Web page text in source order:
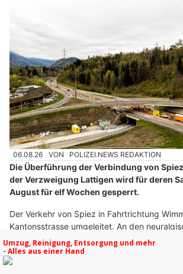
06.08.26 VON POLIZEI.NEWS REDAKTION
Die Überführung der Verbindung von
der Verzweigung Lattigen wird für deren
August für elf Wochen gesperrt.
Der Verkehr von Spiez in Fahrtrichtung
Kantonsstrasse umgeleitet. An den
werden Verkehrsdienste eingesetzt. Die
Verkehrsbeziehungen bei der Verzweigung
der Sperrung nicht betroffen.